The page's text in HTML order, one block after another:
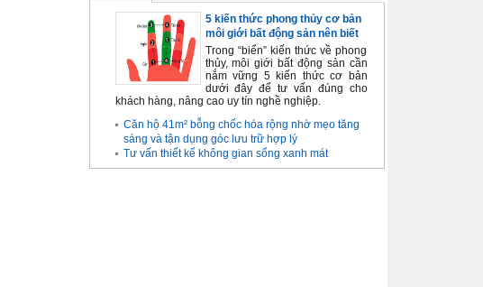
5 kiến thức phong thủy cơ bản
môi giới bất động sản nên biết
Trong “biển” kiến thức về phong
thủy, môi giới bất động sản cần
nắm vững 5 kiến thức cơ bản
dưới đây để tư vấn đúng cho
khách hàng, nâng cao uy tín nghề nghiệp.
Căn hộ 41m² bỗng chốc hóa rộng nhờ mẹo tăng
sáng và tận dụng góc lưu trữ hợp lý
Tư vấn thiết kế không gian sống xanh mát